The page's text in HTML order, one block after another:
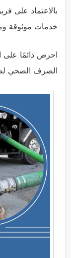
بالاعتماد على
خدمات موثوقة
احرص دائمًا
الصرف الصحي